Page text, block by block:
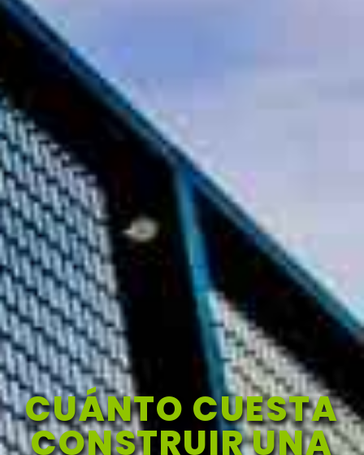
CUÁNTO CUESTA
CONSTRUIR UNA